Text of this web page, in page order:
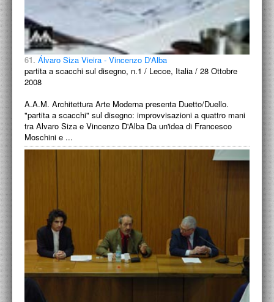
61. Álvaro Siza Vieira - Vincenzo D'Alba
partita a scacchi sul disegno, n.1 / Lecce, Italia / 28 Ottobre
2008
A.A.M. Architettura Arte Moderna presenta Duetto/Duello.
"partita a scacchi" sul disegno: improvvisazioni a quattro mani
tra Alvaro Siza e Vincenzo D'Alba Da un'idea di Francesco
Moschini e ...